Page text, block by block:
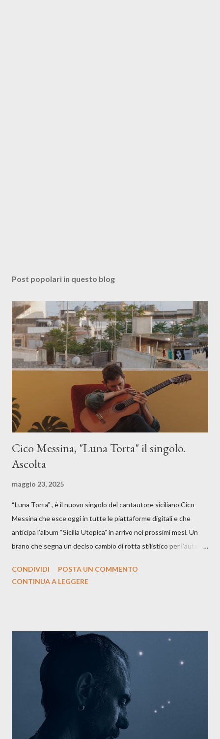
Post popolari in questo blog
Cico Messina, "Luna Torta" il singolo.
Ascolta
maggio 23, 2025
“Luna Torta” , è il nuovo singolo del cantautore siciliano Cico
Messina che esce oggi in tutte le piattaforme digitali e che
anticipa l’album “Sicilia Utopica” in arrivo nei prossimi mesi. Un
brano che segna un deciso cambio di rotta stilistico per l’autore
testo ibrido tra italiano e siciliano, e un’urgenza espressiva che
La canzone racconta la difficoltà di creare, e perfino di esistere,
sotto il peso della realtà. Ma lo fa cercando una via d’uscita, una
forma di assoluzione, nel vivere e nel suonare, nel trovare respiro
anche quando l’aria sembra farsi più densa. Il brano è anche una
dichiarazione d’intenti: Cico Messina apre il suo nuovo percorso
artistico con una composizi...
CONDIVIDI
POSTA UN COMMENTO
CONTINUA A LEGGERE